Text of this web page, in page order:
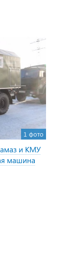
1 фото
и КМУ
машина